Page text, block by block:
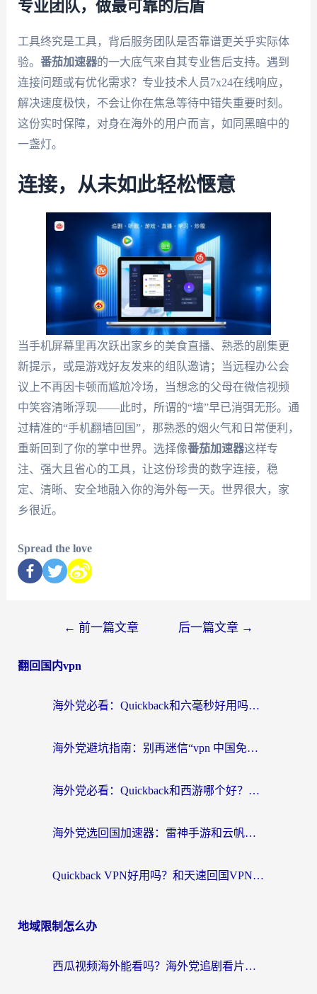
专业团队，做最可靠的后盾
工具终究是工具，背后服务团队是否靠谱更关乎实际体
验。 番茄加速器的一大底气来自其专业售后支持。遇到
连接问题或有优化需求？专业技术人员7x24在线响应，
解决速度极快，不会让你在焦急等待中错失重要时刻。
这份实时保障，对身在海外的用户而言，如同黑暗中的
一盏灯。
连接，从未如此轻松惬意
当手机屏幕里再次跃出家乡的美食直播、熟悉的剧集更
新提示，或是游戏好友发来的组队邀请；当远程办公会
议上不再因卡顿而尴尬冷场，当想念的父母在微信视频
中笑容清晰浮现——此时，所谓的“墙”早已消弭无形。通
过精准的“手机翻墙回国”，那熟悉的烟火气和日常便利，
重新回到了你的掌中世界。选择像番茄加速器这样专
注、强大且省心的工具，让这份珍贵的数字连接，稳
定、清晰、安全地融入你的海外每一天。世界很大，家
乡很近。
Spread the love
← 前一篇文章 后一篇文章 →
翻回国内vpn
海外党必看：Quickback和六毫秒好用吗？3步选对回国加速器，无缝刷国内剧玩游戏
海外党避坑指南：别再迷信“vpn 中国免费”，选对回国加速器才能无缝刷国内资源
海外党必看：Quickback和西游哪个好？3个维度教你选对回国加速器
海外党选回国加速器：雷神手游和云帆哪个好？附3组对比+避坑指南
Quickback VPN好用吗？和天速回国VPN对比哪个回国效果更好？海外党必看的真实体验指南
地域限制怎么办
西瓜视频海外能看吗？海外党追剧看片的终极解决方案来了